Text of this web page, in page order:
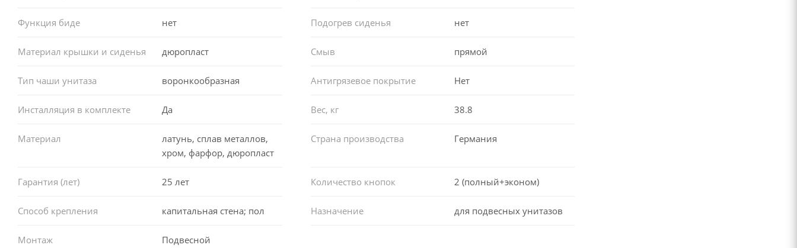
Функция биде нет Подогрев сиденья нет
Материал крышки и сиденья дюропласт Смыв прямой
Тип чаши унитаза воронкообразная Антигрязевое покрытие Нет
Инсталляция в комплекте Да Вес, кг 38.8
Материал
латунь, сплав металлов,
хром, фарфор, дюропласт
Страна производства Германия
Гарантия (лет) 25 лет Количество кнопок 2 (полный+эконом)
Способ крепления капитальная стена; пол Назначение для подвесных унитазов
Монтаж Подвесной